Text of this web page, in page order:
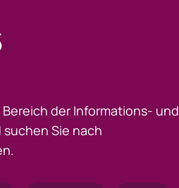
der Informations- und
Sie nach